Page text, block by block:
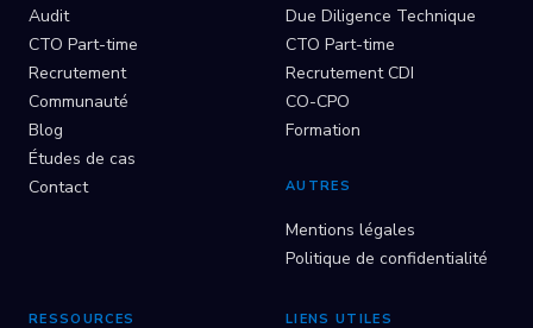
Audit
CTO Part-time
Recrutement
Communauté
Blog
Études de cas
Contact
Due Diligence Technique
CTO Part-time
Recrutement CDI
CO-CPO
Formation
AUTRES
Mentions légales
Politique de confidentialité
RESSOURCES LIENS UTILES